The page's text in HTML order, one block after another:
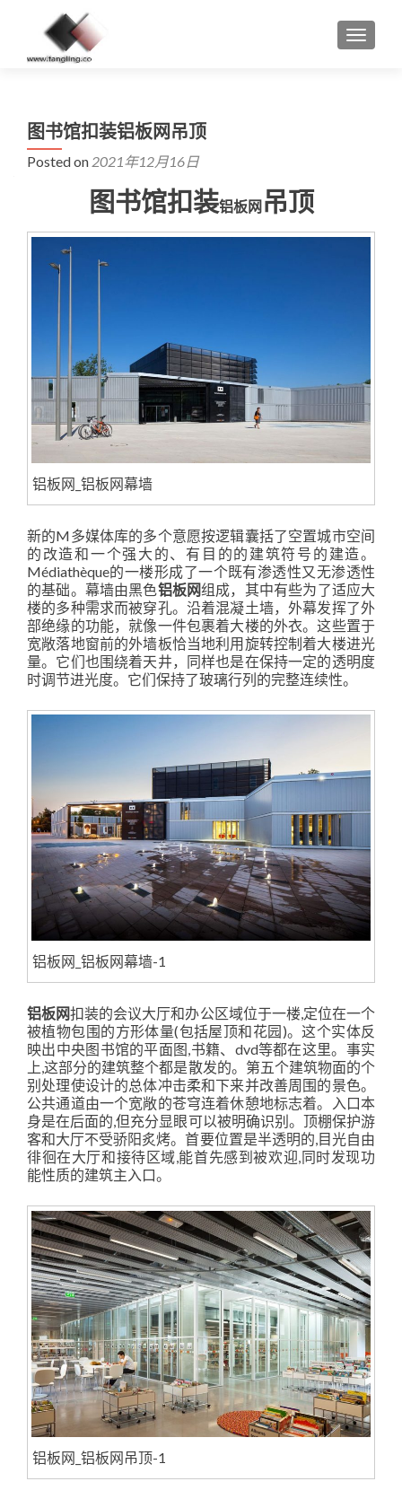
MENU
图书馆扣装铝板网吊顶
Posted on 2021年12月16日
图书馆扣装铝板网吊顶
铝板网_铝板网幕墙
新的M多媒体库的多个意愿按逻辑囊括了空置城市空间
的改造和一个强大的、有目的的建筑符号的建造。
Médiathèque的一楼形成了一个既有渗透性又无渗透性
的基础。幕墙由黑色铝板网组成，其中有些为了适应大
楼的多种需求而被穿孔。沿着混凝土墙，外幕发挥了外
部绝缘的功能，就像一件包裹着大楼的外衣。这些置于
宽敞落地窗前的外墙板恰当地利用旋转控制着大楼进光
量。它们也围绕着天井，同样也是在保持一定的透明度
时调节进光度。它们保持了玻璃行列的完整连续性。
铝板网_铝板网幕墙-1
铝板网扣装的会议大厅和办公区域位于一楼,定位在一个
被植物包围的方形体量(包括屋顶和花园)。这个实体反
映出中央图书馆的平面图,书籍、dvd等都在这里。事实
上,这部分的建筑整个都是散发的。第五个建筑物面的个
别处理使设计的总体冲击柔和下来并改善周围的景色。
公共通道由一个宽敞的苍穹连着休憩地标志着。入口本
身是在后面的,但充分显眼可以被明确识别。顶棚保护游
客和大厅不受骄阳炙烤。首要位置是半透明的,目光自由
徘徊在大厅和接待区域,能首先感到被欢迎,同时发现功
能性质的建筑主入口。
铝板网_铝板网吊顶-1